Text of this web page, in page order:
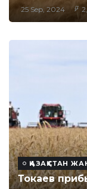
25 Sep, 2024
ҚАЗАҚСТАН
Токаев